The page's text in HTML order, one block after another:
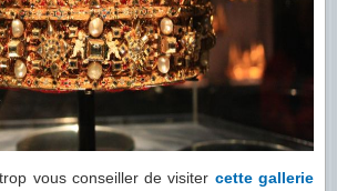
vous conseiller de visiter cette gallerie